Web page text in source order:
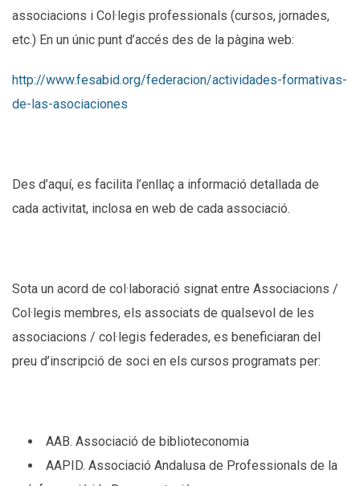
associacions i Col·legis professionals (cursos, jornades,
etc.) En un únic punt d’accés des de la pàgina web:
http://www.fesabid.org/federacion/actividades-formativas-
de-las-asociaciones
Des d’aquí, es facilita l’enllaç a informació detallada de
cada activitat, inclosa en web de cada associació.
Sota un acord de col·laboració signat entre Associacions /
Col·legis membres, els associats de qualsevol de les
associacions / col·legis federades, es beneficiaran del
preu d’inscripció de soci en els cursos programats per:
AAB. Associació de biblioteconomia
AAPID. Associació Andalusa de Professionals de la